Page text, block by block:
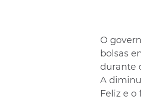
O
bolsas
durante
A
Feliz e